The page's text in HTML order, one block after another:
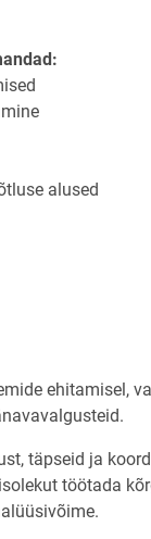
alused
ehitamisel,
täpseid ja
töötada